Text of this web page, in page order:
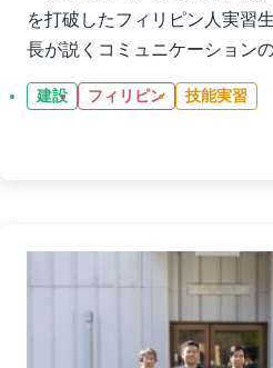
を打破したフィリピン人実習
長が説くコミュニケーション
建設 フィリピン 技能実習